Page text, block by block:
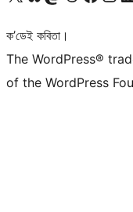
ক’ডেই কবিতা।
The WordPress®
of the WordPress